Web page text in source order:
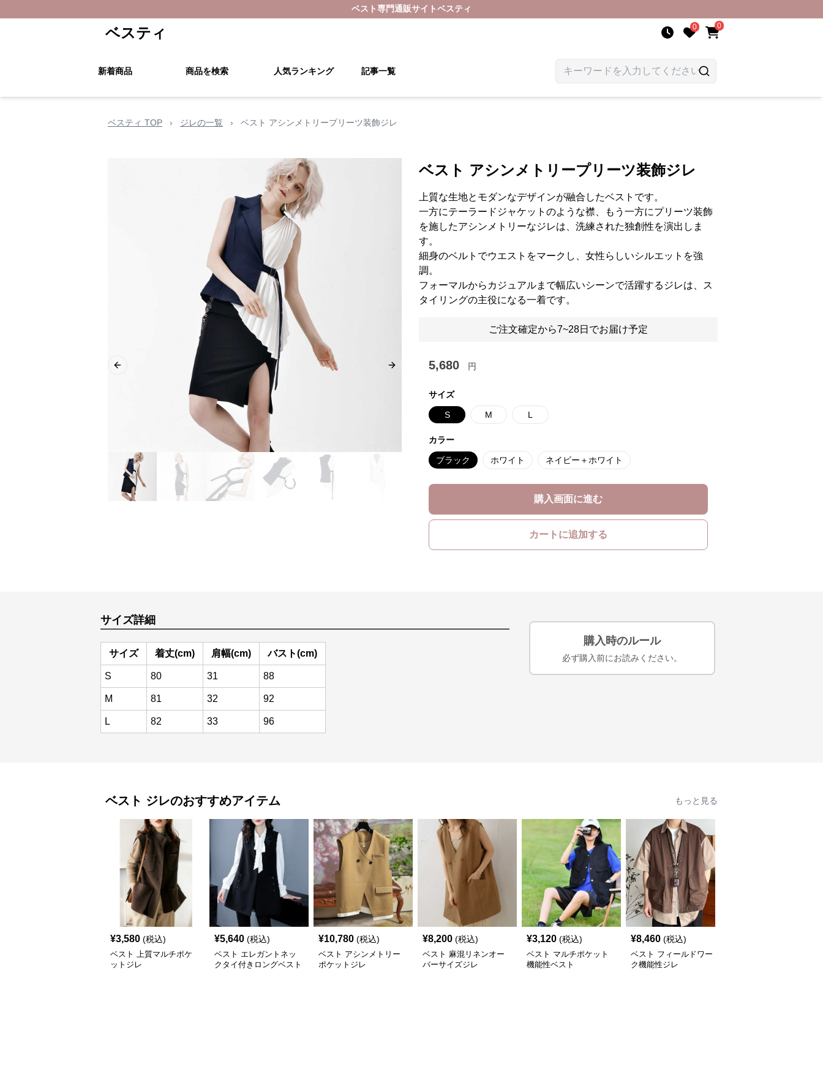
ベスト専門通販サイトベスティ
ベスティ 0 0
新着商品 商品を検索 人気ランキング 記事一覧
ベスティ TOP › ジレの一覧 › ベスト アシンメトリープリーツ装飾ジレ
Previous slide Next slide
ベスト アシンメトリープリーツ装飾ジレ
上質な生地とモダンなデザインが融合したベストです。
一方にテーラードジャケットのような襟、もう一方にプリーツ装飾
を施したアシンメトリーなジレは、洗練された独創性を演出しま
す。
細身のベルトでウエストをマークし、女性らしいシルエットを強
調。
フォーマルからカジュアルまで幅広いシーンで活躍するジレは、ス
タイリングの主役になる一着です。
ご注文確定から7~28日でお届け予定
5,680 円
サイズ
S M L
カラー
ブラック ホワイト ネイビー＋ホワイト
購入画面に進む
カートに追加する
サイズ詳細
サイズ 着丈(cm) 肩幅(cm) バスト(cm)
S 80 31 88
M 81 32 92
L 82 33 96
購入時のルール
必ず購入前にお読みください。
ベスト ジレのおすすめアイテム もっと見る
¥3,580 (税込)
ベスト 上質マルチポケ
ットジレ
¥5,640 (税込)
ベスト エレガントネッ
クタイ付きロングベスト
¥10,780 (税込)
ベスト アシンメトリー
ポケットジレ
¥8,200 (税込)
ベスト 麻混リネンオー
バーサイズジレ
¥3,120 (税込)
ベスト マルチポケット
機能性ベスト
¥8,460 (税込)
ベスト フィールドワー
ク機能性ジレ